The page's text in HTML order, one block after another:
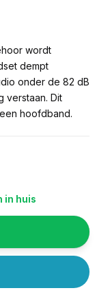
wordt
dempt
onder de 82 dB
verstaan. Dit
hoofdband.
in huis